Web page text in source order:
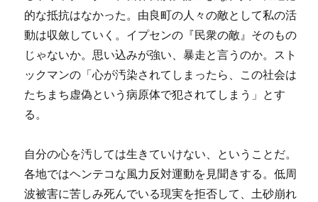
的な抵抗はなかった。由良町の人々の敵として私の活
動は収斂していく。イプセンの『民衆の敵』そのもの
じゃないか。思い込みが強い、暴走と言うのか。スト
ックマンの「心が汚染されてしまったら、この社会は
たちまち虚偽という病原体で犯されてしまう」とす
る。
自分の心を汚しては生きていけない、ということだ。
各地ではヘンテコな風力反対運動を見聞きする。低周
波被害に苦しみ死んでいる現実を拒否して、土砂崩れ